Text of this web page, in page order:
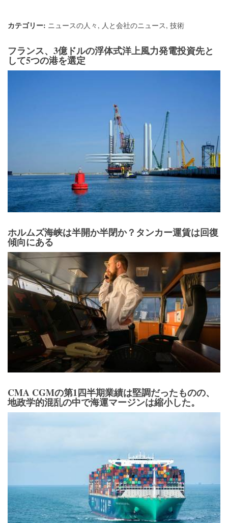
カテゴリー: ニュースの人々 , 人と会社のニュース, 技術
フランス、3億ドルの浮体式洋上風力発電投資先と
して5つの港を選定
ホルムズ海峡は半開か半閉か？タンカー運賃は回復
傾向にある
CMA CGMの第1四半期業績は堅調だったものの、
地政学的混乱の中で海運マージンは縮小した。